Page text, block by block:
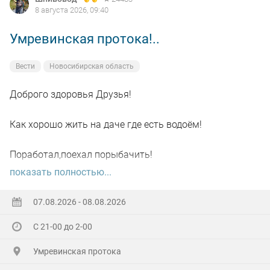
8 августа 2026, 09:40
Умревинская протока!..
Вести Новосибирская область
Доброго здоровья Друзья!
Как хорошо жить на даче где есть водоём!
Поработал,поехал порыбачить!
поработал"цирюльником" 😂в теплицах!
А вечером захотелось повторить предыдущее "ночное
рандеву"!
показать полностью...
07.08.2026 - 08.08.2026
С 21-00 до 2-00
Умревинская протока